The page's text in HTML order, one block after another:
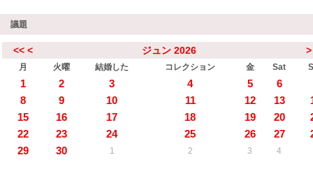
議題
<< < ジュン 2026 >
月 火曜 結婚した コレクション 金 Sat
1 2 3 4 5
6
8
9 10 11 12 13
15
16 17 18 19 20
22
23 24 25 26 27
29
30 1 2 3 4